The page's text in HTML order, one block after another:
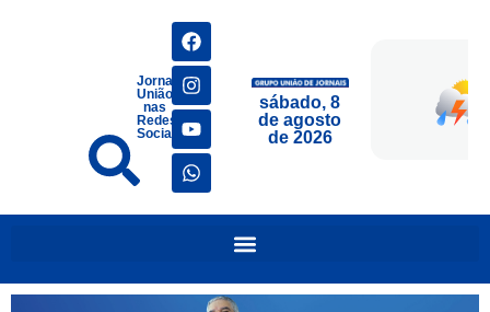
Jornais
União
nas
Redes
Sociais
sábado, 8
de agosto
de 2026